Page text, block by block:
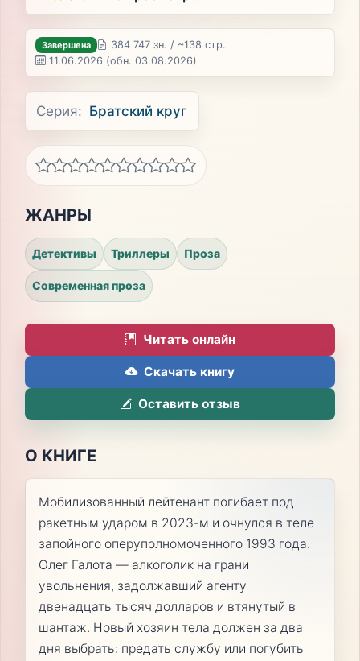
Завершена
384 747 зн. / ~138 стр.
11.06.2026 (обн. 03.08.2026)
Серия: Братский круг
ЖАНРЫ
Детективы Триллеры Проза
Современная проза
Читать онлайн
Скачать книгу
Оставить отзыв
О КНИГЕ
Мобилизованный лейтенант погибает под
ракетным ударом в 2023-м и очнулся в теле
запойного оперуполномоченного 1993 года.
Олег Галота — алкоголик на грани
увольнения, задолжавший агенту
двенадцать тысяч долларов и втянутый в
шантаж. Новый хозяин тела должен за два
дня выбрать: предать службу или погубить